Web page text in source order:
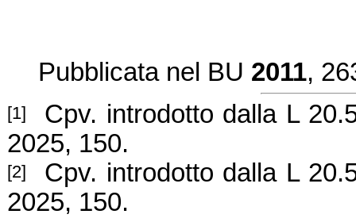
Pubblicata nel BU 2011,
[1]
Cpv. introdotto dalla L
2025, 150.
[2]
Cpv. introdotto dalla L
2025, 150.